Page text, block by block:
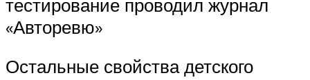
тестирование проводил журнал
«Авторевю»
Остальные свойства детского